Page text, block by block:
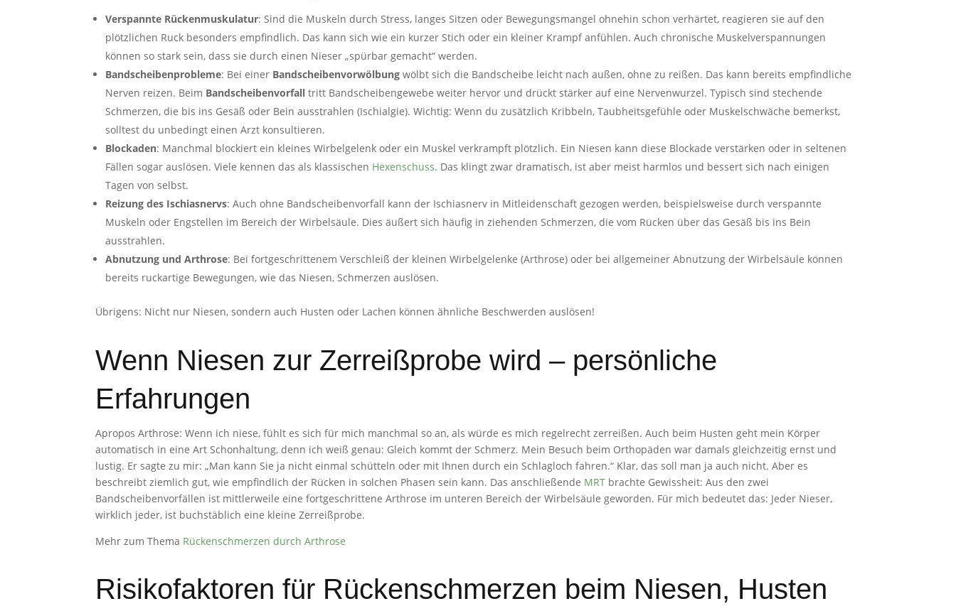
Verspannte Rückenmuskulatur: Sind die Muskeln durch Stress, langes Sitzen oder Bewegungsmangel ohnehin schon verhärtet, reagieren sie auf den
plötzlichen Ruck besonders empfindlich. Das kann sich wie ein kurzer Stich oder ein kleiner Krampf anfühlen. Auch chronische Muskelverspannungen
können so stark sein, dass sie durch einen Nieser „spürbar gemacht“ werden.
Bandscheibenprobleme: Bei einer Bandscheibenvorwölbung wölbt sich die Bandscheibe leicht nach außen, ohne zu reißen. Das kann bereits empfindliche
Nerven reizen. Beim Bandscheibenvorfall tritt Bandscheibengewebe weiter hervor und drückt stärker auf eine Nervenwurzel. Typisch sind stechende
Schmerzen, die bis ins Gesäß oder Bein ausstrahlen (Ischialgie). Wichtig: Wenn du zusätzlich Kribbeln, Taubheitsgefühle oder Muskelschwäche bemerkst,
solltest du unbedingt einen Arzt konsultieren.
Blockaden: Manchmal blockiert ein kleines Wirbelgelenk oder ein Muskel verkrampft plötzlich. Ein Niesen kann diese Blockade verstärken oder in seltenen
Fällen sogar auslösen. Viele kennen das als klassischen Hexenschuss. Das klingt zwar dramatisch, ist aber meist harmlos und bessert sich nach einigen
Tagen von selbst.
Reizung des Ischiasnervs: Auch ohne Bandscheibenvorfall kann der Ischiasnerv in Mitleidenschaft gezogen werden, beispielsweise durch verspannte
Muskeln oder Engstellen im Bereich der Wirbelsäule. Dies äußert sich häufig in ziehenden Schmerzen, die vom Rücken über das Gesäß bis ins Bein
ausstrahlen.
Abnutzung und Arthrose: Bei fortgeschrittenem Verschleiß der kleinen Wirbelgelenke (Arthrose) oder bei allgemeiner Abnutzung der Wirbelsäule können
bereits ruckartige Bewegungen, wie das Niesen, Schmerzen auslösen.
Übrigens: Nicht nur Niesen, sondern auch Husten oder Lachen können ähnliche Beschwerden auslösen!
Wenn Niesen zur Zerreißprobe wird – persönliche
Erfahrungen
Apropos Arthrose: Wenn ich niese, fühlt es sich für mich manchmal so an, als würde es mich regelrecht zerreißen. Auch beim Husten geht mein Körper
automatisch in eine Art Schonhaltung, denn ich weiß genau: Gleich kommt der Schmerz. Mein Besuch beim Orthopäden war damals gleichzeitig ernst und
lustig. Er sagte zu mir: „Man kann Sie ja nicht einmal schütteln oder mit Ihnen durch ein Schlagloch fahren.“ Klar, das soll man ja auch nicht. Aber es
beschreibt ziemlich gut, wie empfindlich der Rücken in solchen Phasen sein kann. Das anschließende MRT brachte Gewissheit: Aus den zwei
Bandscheibenvorfällen ist mittlerweile eine fortgeschrittene Arthrose im unteren Bereich der Wirbelsäule geworden. Für mich bedeutet das: Jeder Nieser,
wirklich jeder, ist buchstäblich eine kleine Zerreißprobe.
Mehr zum Thema Rückenschmerzen durch Arthrose
Risikofaktoren für Rückenschmerzen beim Niesen, Husten